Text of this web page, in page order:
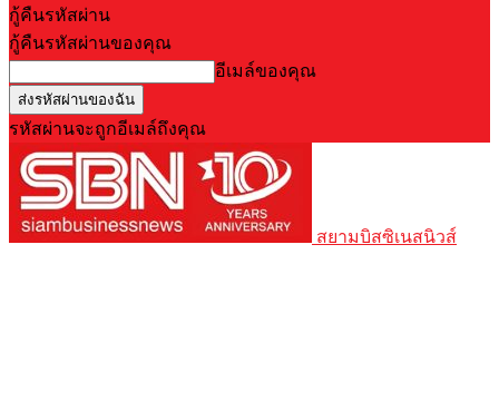
กู้คืนรหัสผ่าน
กู้คืนรหัสผ่านของคุณ
อีเมล์ของคุณ
รหัสผ่านจะถูกอีเมล์ถึงคุณ
สยามบิสซิเนสนิวส์